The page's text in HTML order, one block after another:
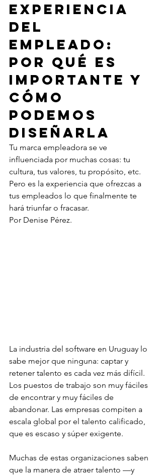
Experiencia
del
empleado:
por qué es
importante y
cómo
podemos
diseñarla
Tu marca empleadora se ve
influenciada por muchas cosas: tu
cultura, tus valores, tu propósito, etc.
Pero es la experiencia que ofrezcas a
tus empleados lo que finalmente te
hará triunfar o fracasar.
Por Denise Pérez.
La industria del software en Uruguay lo
sabe mejor que ninguna: captar y
retener talento es cada vez más difícil.
Los puestos de trabajo son muy fáciles
de encontrar y muy fáciles de
abandonar. Las empresas compiten a
escala global por el talento calificado,
que es escaso y súper exigente.
Muchas de estas organizaciones saben
que la manera de atraer talento —y